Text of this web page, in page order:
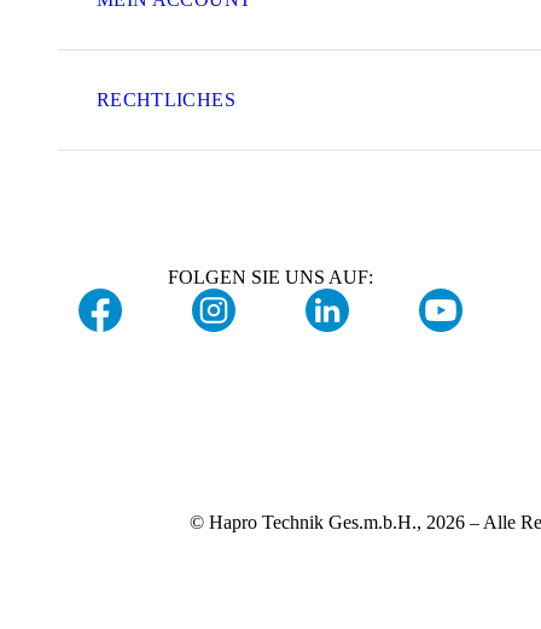
RECHTLICHES
FOLGEN SIE UNS AUF:
© Hapro Technik Ges.m.b.H., 2026 – Alle